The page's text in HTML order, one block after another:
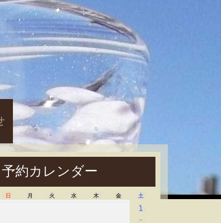
予約カレンダー
日 月 火 水 木 金 土
1
－